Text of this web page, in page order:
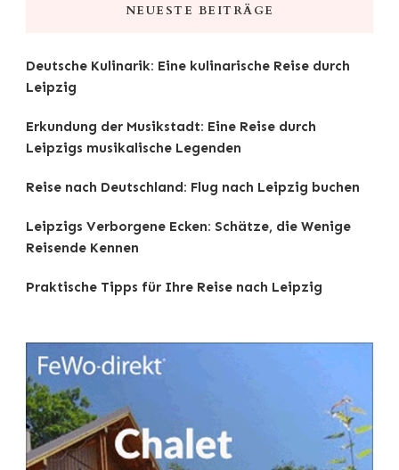
NEUESTE BEITRÄGE
Deutsche Kulinarik: Eine kulinarische Reise durch
Leipzig
Erkundung der Musikstadt: Eine Reise durch
Leipzigs musikalische Legenden
Reise nach Deutschland: Flug nach Leipzig buchen
Leipzigs Verborgene Ecken: Schätze, die Wenige
Reisende Kennen
Praktische Tipps für Ihre Reise nach Leipzig